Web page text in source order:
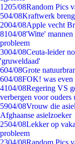
1205/08Random Pics
504/08Kraftwerk
2004/08Apple vecht
8104/08'Witte'
probleem
3004/08Ceuta-leider
'gruweldaad'
604/08Grote
604/08FOK! was even
4104/08Regering VS
verbergen voor ouders
5904/08Vrouw die
Afghaanse asielzoeker
2504/08Lekker op
probleem
2304/08Random Pics